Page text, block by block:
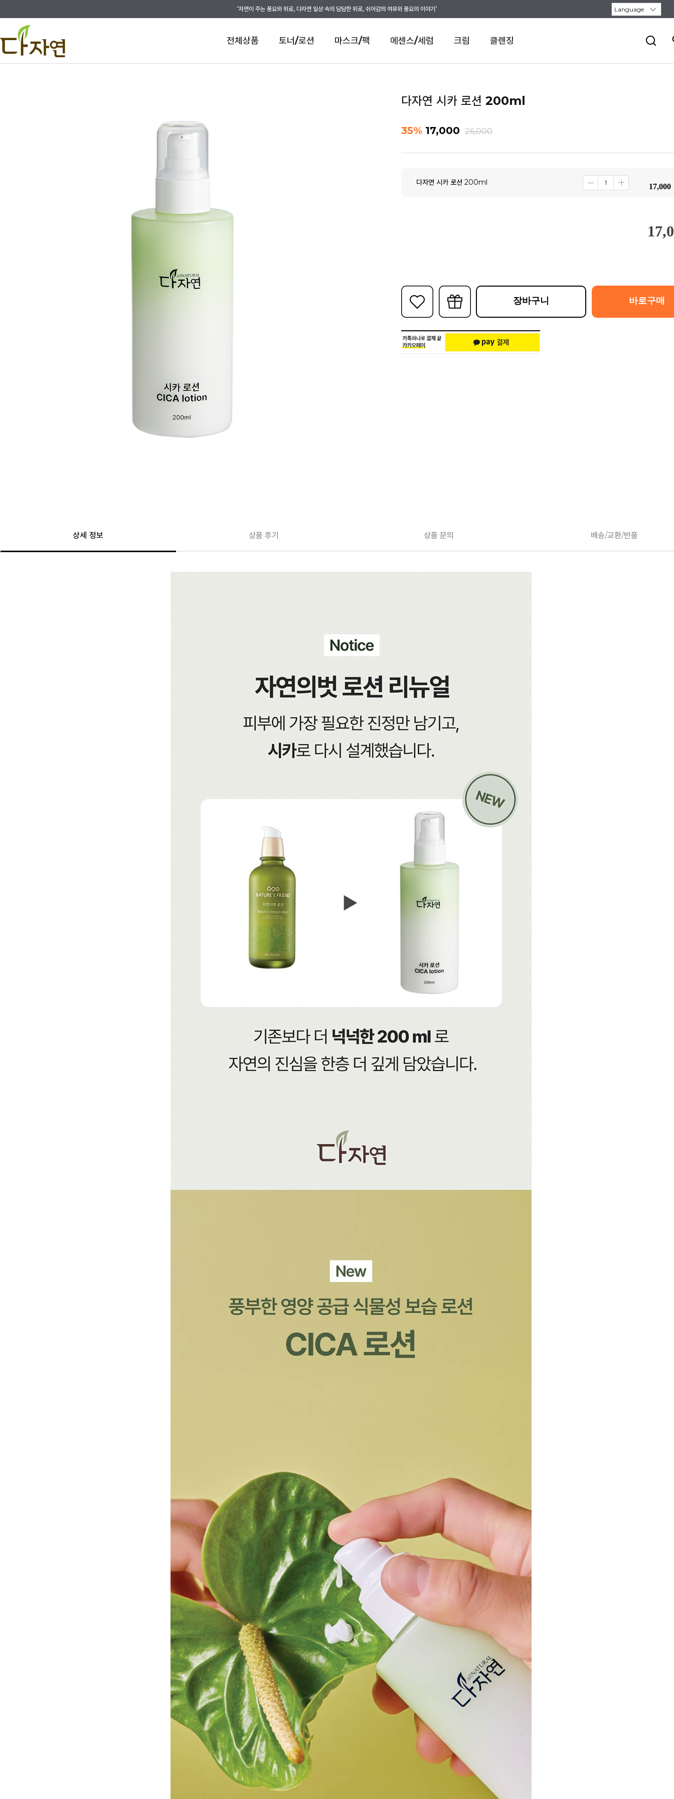
‘자연이 주는 풍요와 위로, 다자연 일상 속의 담담한 위로, 쉬어감의 여유와 풍요의 이야기’
전체상품 토너/로션 마스크/팩 에센스/세럼 크림 클렌징
다자연 시카 로션 200ml
35% 17,000 26,000
다자연 시카 로션 200ml 17,000
장바구니 바로구매
상세 정보 상품 후기 상품 문의 배송/교환/반품